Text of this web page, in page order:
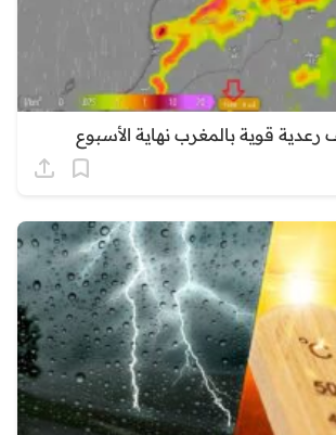
قوية بالمغرب نهاية الأسبوع